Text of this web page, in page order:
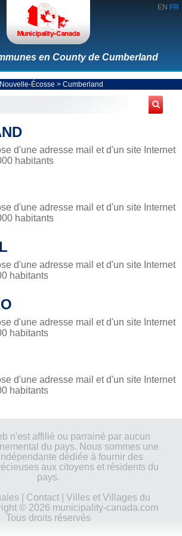
EN FR
en County de Cumberland
Nouvelle-Écosse > Cumberland
d'une adresse mail et d'un site Internet
habitants
d'une adresse mail et d'un site Internet
habitants
d'une adresse mail et d'un site Internet
habitants
d'une adresse mail et d'un site Internet
habitants
d'une adresse mail et d'un site Internet
habitants
n'est affilié ou parrainé par aucun
du pays. Nous sommes une
dédiée à fournir des
aux citoyens et résidents du
pays.
| Contact| Villes et Villages du
© 2026 municipality-canada.com
Tous droits réservés